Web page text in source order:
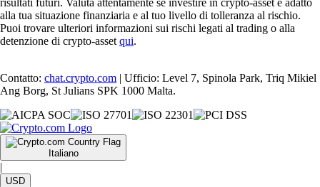
alla tua situazione finanziaria e al tuo livello di tolleranza al rischio.
Puoi trovare ulteriori informazioni sui rischi legati al trading o alla
detenzione di crypto-asset qui.
Contatto: chat.crypto.com | Ufficio: Level 7, Spinola Park, Triq Mikiel
Ang Borg, St Julians SPK 1000 Malta.
Italiano
|
USD